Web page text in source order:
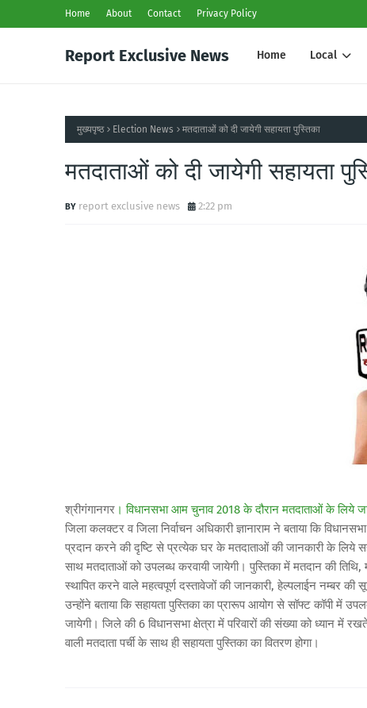
Home About Contact Privacy Policy
Report Exclusive News Home Local
मुख्यपृष्ठ Election News मतदाताओं को दी जायेगी सहायता पुस्तिका
मतदाताओं को दी जायेगी सहायता
report exclusive news 2:22 pm
श्रीगंगानगर । विधानसभा आम चुनाव 2018 के दौरान मतदाताओं के लिये
जिला कलक्टर व जिला निर्वाचन अधिकारी ज्ञानाराम ने बताया कि
प्रदान करने की दृष्टि से प्रत्येक घर के मतदाताओं की जानकारी के लिये
साथ मतदाताओं को उपलब्ध करवायी जायेगी। पुस्तिका में मतदान की
स्थापित करने वाले महत्वपूर्ण दस्तावेजों की जानकारी, हेल्पलाईन नम्बर की
उन्होंने बताया कि सहायता पुस्तिका का प्रारूप आयोग से सॉफ्ट कॉपी में
जायेगी। जिले की 6 विधानसभा क्षेत्रा में परिवारों की संख्या को ध्यान में
वाली मतदाता पर्ची के साथ ही सहायता पुस्तिका का वितरण होगा।